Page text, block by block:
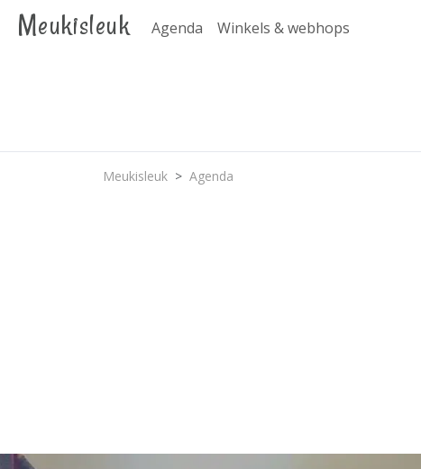
Meukisleuk Agenda Winkels & webhops
Meukisleuk Agenda